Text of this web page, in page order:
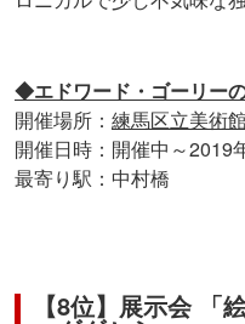
◆エドワード・ゴーリー
開催場所： 練馬区立美術
開催日時：開催中～2019
最寄り駅：中村橋
【8位】展⽰会 「